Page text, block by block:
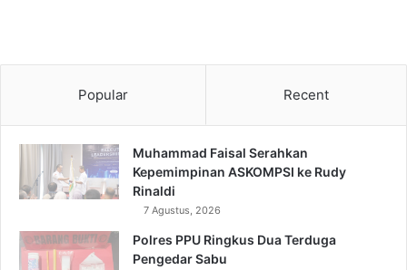
Popular Recent
Muhammad Faisal Serahkan
Kepemimpinan ASKOMPSI ke Rudy
Rinaldi
7 Agustus, 2026
Polres PPU Ringkus Dua Terduga
Pengedar Sabu